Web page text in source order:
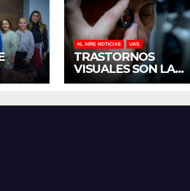
AL AIRE NOTICIAS UAS
TRASTORNOS
VISUALES SON LA
TERCERA CAUSA DE
MÉXICO, REVELA